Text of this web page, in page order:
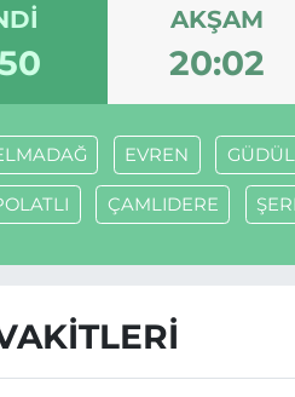
AKŞAM
20:02
EVREN GÜDÜL
ÇAMLIDERE